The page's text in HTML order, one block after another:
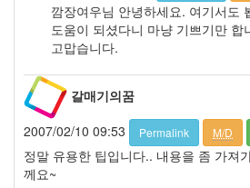
깜장여우님 안녕하세요. 여기서도
도움이 되셨다니 마냥 기쁘기만 합
고맙습니다.
갈매기의꿈
2007/02/10 09:53
Permalink M/D
정말 유용한 팁입니다.. 내용을 좀 가져
께요~
2005
월
27
2006
년
2006
년